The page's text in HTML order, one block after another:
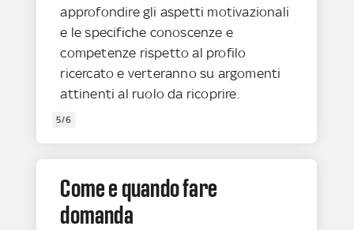
approfondire gli aspetti motivazionali
e le specifiche conoscenze e
competenze rispetto al profilo
ricercato e verteranno su argomenti
attinenti al ruolo da ricoprire.
5/6
Come e quando fare
domanda